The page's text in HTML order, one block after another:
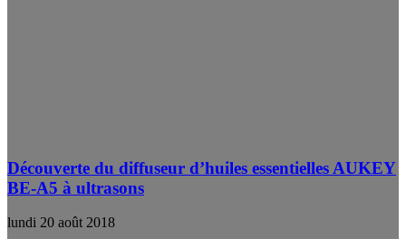
Découverte du diffuseur d’huiles essentielles AUKEY
BE-A5 à ultrasons
lundi 20 août 2018